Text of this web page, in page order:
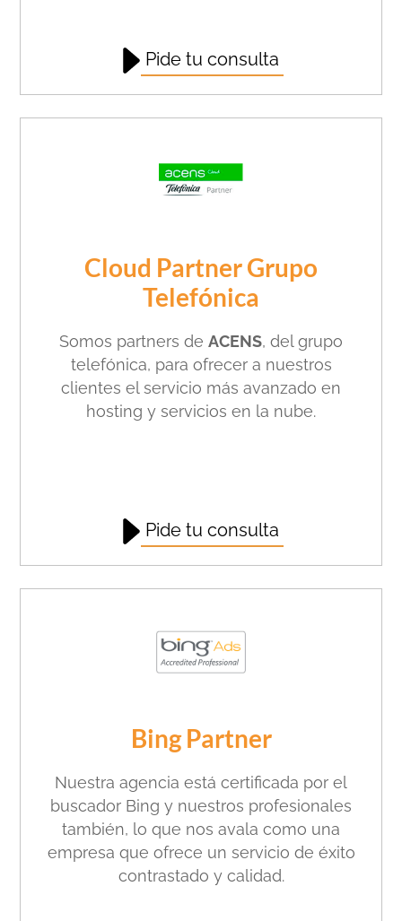
Pide tu consulta
Cloud Partner Grupo
Telefónica
Somos partners de ACENS, del grupo
telefónica, para ofrecer a nuestros
clientes el servicio más avanzado en
hosting y servicios en la nube.
Pide tu consulta
Bing Partner
Nuestra agencia está certificada por el
buscador Bing y nuestros profesionales
también, lo que nos avala como una
empresa que ofrece un servicio de éxito
contrastado y calidad.